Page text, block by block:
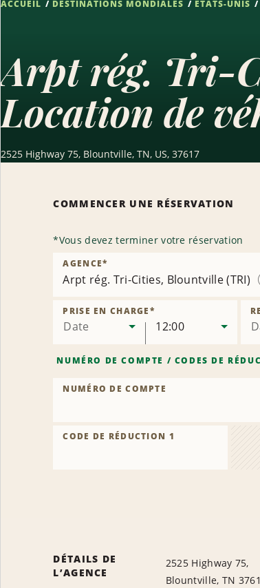
ACCUEIL DESTINATIONS MONDIALES ÉTATS-UNIS
Arpt rég. Tri-
Location de
2525 Highway 75, Blountville, TN, US, 37617
COMMENCER UNE RÉSERVATION
*Vous devez terminer votre réservation
Arpt rég. Tri-Cities, Blountville (TRI)
AGENCE*
Date
PRISE EN CHARGE*
12:00
NUMÉRO DE COMPTE / CODES DE
NUMÉRO DE COMPTE
CODE DE RÉDUCTION 1
DÉTAILS DE
L’AGENCE
2525 Highway 75,
Blountville, TN